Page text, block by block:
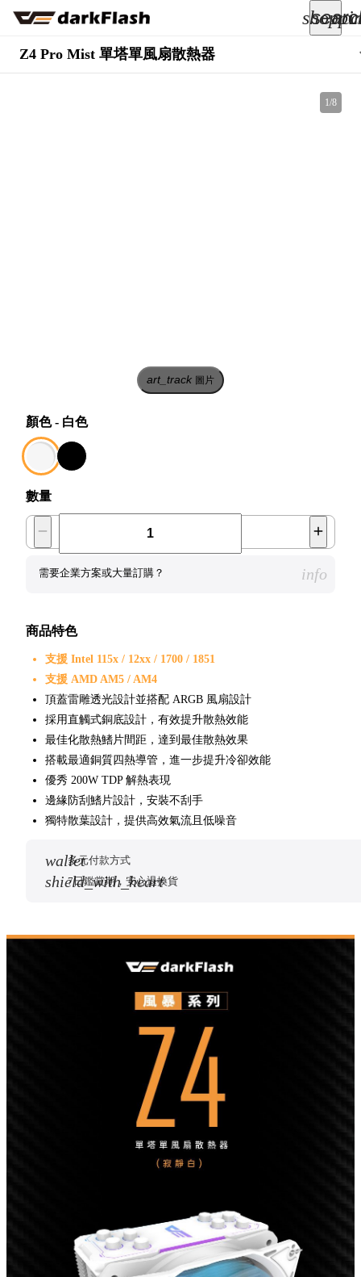
keyboard_arrow_down
Z4 Pro Mist 單塔單風扇散熱器
1/8
art_track 圖片
顏色- 白色
數量
需要企業方案或大量訂購？ info
商品特色
支援 Intel 115x / 12xx / 1700 / 1851
支援 AMD AM5 / AM4
頂蓋雷雕透光設計並搭配 ARGB 風扇設計
採用直觸式銅底設計，有效提升散熱效能
最佳化散熱鰭片間距，達到最佳散熱效果
搭載最適銅質四熱導管，進一步提升冷卻效能
優秀 200W TDP 解熱表現
邊緣防刮鰭片設計，安裝不刮手
獨特散葉設計，提供高效氣流且低噪音
wallet多元付款方式
shield_with_heart
7日鑑賞期，安心退換貨